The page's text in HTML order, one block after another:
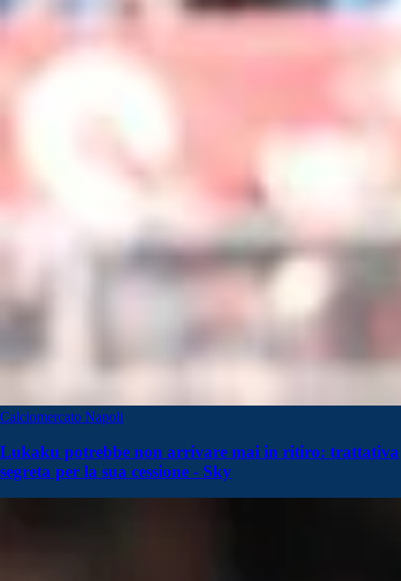
Calciomercato Napoli
Lukaku potrebbe non arrivare mai in ritiro: trattativa
segreta per la sua cessione - Sky